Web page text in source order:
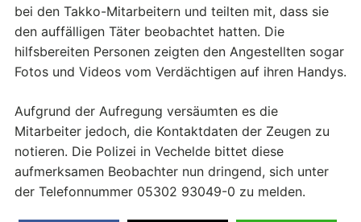
bei den Takko-Mitarbeitern und teilten mit, dass sie
den auffälligen Täter beobachtet hatten. Die
hilfsbereiten Personen zeigten den Angestellten sogar
Fotos und Videos vom Verdächtigen auf ihren Handys.
Aufgrund der Aufregung versäumten es die
Mitarbeiter jedoch, die Kontaktdaten der Zeugen zu
notieren. Die Polizei in Vechelde bittet diese
aufmerksamen Beobachter nun dringend, sich unter
der Telefonnummer 05302 93049-0 zu melden.